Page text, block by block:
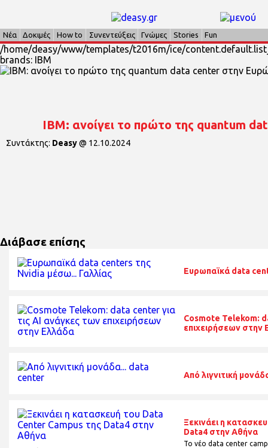
Νέα Δοκιμές How to Συνεντεύξεις Γνώμες Stories Fun
/home/deasy/www/templates/t2016m/ice/
brands: IBM
IBM: ανοίγει το πρώτο της quantum
Συντάκτης: Deasy@ 12.10.2024
Διάβασε επίσης
Ευρωπαϊκά data
Cosmote Telekom:
επιχειρήσεων στην
Από λιγνιτική
Ξεκινάει η
Data4 στην Αθήνα
Το νέο data center